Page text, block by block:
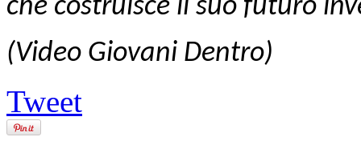
che costruisce il suo futuro
(Video Giovani Dentro)
Tweet